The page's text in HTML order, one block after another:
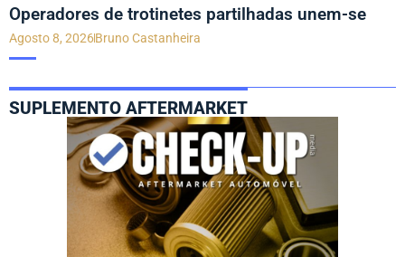
Operadores de trotinetes partilhadas unem-se
Agosto 8, 2026Bruno Castanheira
SUPLEMENTO AFTERMARKET